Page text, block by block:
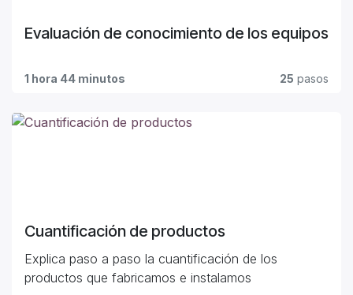
Evaluación de conocimiento de los equipos
1 hora 44 minutos 25 pasos
Cuantificación de productos
Explica paso a paso la cuantificación de los
productos que fabricamos e instalamos